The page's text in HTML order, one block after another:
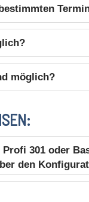
möglich?
301 oder
den